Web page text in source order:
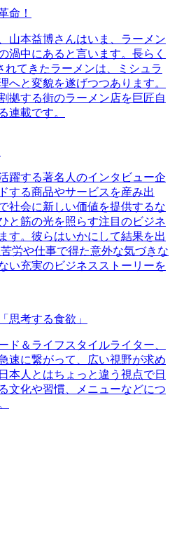
命！
山本益博さんはいま、ラーメン
渦中にあると言います。長らく
れてきたラーメンは、ミシュラ
へと変貌を遂げつつあります。
拠する街のラーメン店を巨匠自
連載です。
躍する著名人のインタビュー企
する商品やサービスを産み出
社会に新しい価値を提供するな
と筋の光を照らす注目のビジネ
す。彼らはいかにして結果を出
労や仕事で得た意外な気づきな
い充実のビジネスストーリーを
思考する食欲」
ド＆ライフスタイルライター、
速に繋がって、広い視野が求め
本人とはちょっと違う視点で日
文化や習慣、メニューなどにつ